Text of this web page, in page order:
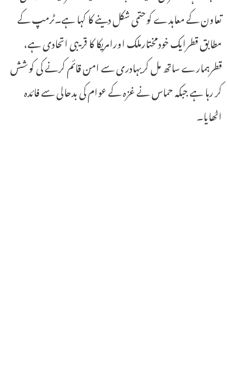
تعاون کے معاہدے کوحتمی شکل دینے کا کہا ہے۔ٹرمپ کے
مطابق قطرایک خودمختارملک اورامریکا کا قریبی اتحادی ہے،
قطرہمارے ساتھ مل کربہادری سے امن قائم کرنے کی کوشش
کر رہا ہے جبکہ حماس نے غزہ کے عوام کی بدحالی سے فائدہ
اٹھایا۔